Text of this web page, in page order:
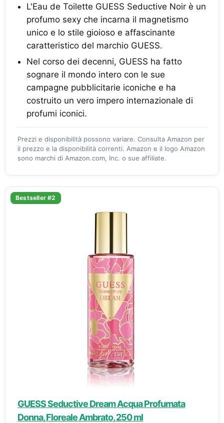
L'Eau de Toilette GUESS Seductive Noir è un
profumo sexy che incarna il magnetismo
unico e lo stile gioioso e affascinante
caratteristico del marchio GUESS.
Nel corso dei decenni, GUESS ha fatto
sognare il mondo intero con le sue
campagne pubblicitarie iconiche e ha
costruito un vero impero internazionale di
profumi iconici.
Prezzi e disponibilità possono variare. Consulta Amazon per
il prezzo e la disponibilità correnti. Amazon e il logo Amazon
sono marchi di Amazon.com, Inc. o sue affiliate.
Bestseller #2
GUESS Seductive Dream Acqua Profumata
Donna, Floreale Ambrato, 250 ml